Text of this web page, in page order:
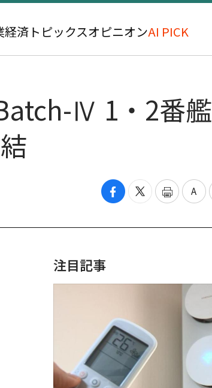
経済 トピックスオピニオンAI PICK
Ⅳ 1・2番艦
注目記事